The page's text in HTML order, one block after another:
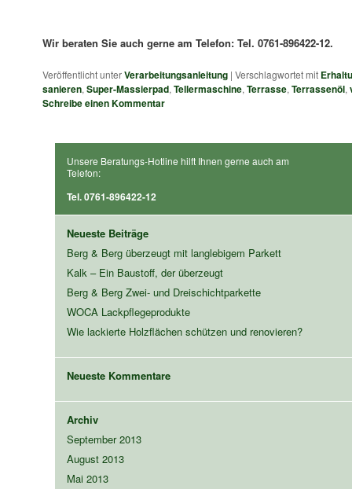
Wir beraten Sie auch gerne am Telefon: Tel. 0761-896422-12.
Veröffentlicht unterVerarbeitungsanleitung | Verschlagwortet mit
sanieren, Super-Massierpad, Tellermaschine, Terrasse, Terrassenöl,
Schreibe einen Kommentar
Unsere Beratungs-Hotline hilft Ihnen gerne auch am
Telefon:
Tel. 0761-896422-12
Neueste Beiträge
Berg & Berg überzeugt mit langlebigem Parkett
Kalk – Ein Baustoff, der überzeugt
Berg & Berg Zwei- und Dreischichtparkette
WOCA Lackpflegeprodukte
Wie lackierte Holzflächen schützen und renovieren?
Neueste Kommentare
Archiv
September 2013
August 2013
Mai 2013